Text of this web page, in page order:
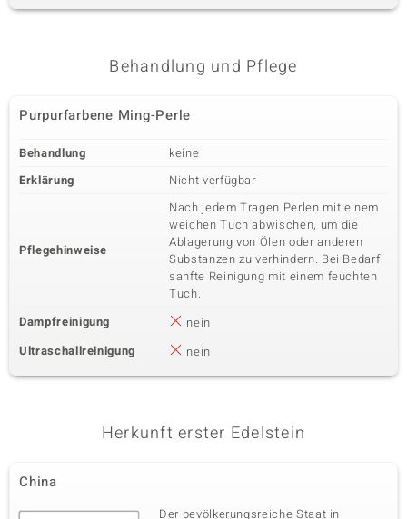
Behandlung und Pflege
Purpurfarbene Ming-Perle
Behandlung
keine
Erklärung
Nicht verfügbar
Pflegehinweise
Nach jedem Tragen Perlen mit einem
weichen Tuch abwischen, um die
Ablagerung von Ölen oder anderen
Substanzen zu verhindern. Bei Bedarf
sanfte Reinigung mit einem feuchten
Tuch.
Dampfreinigung
nein
Ultraschallreinigung
nein
Herkunft erster Edelstein
China
Der bevölkerungsreiche Staat in